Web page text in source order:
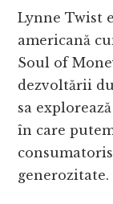
Lynne Twist
americană
Soul of
dezvoltării
sa
în care
generozitate.